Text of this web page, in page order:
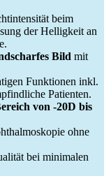
beim
der Helligkeit an
Bild mit
Funktionen inkl.
Patienten.
von -20D bis
ohne
bei minimalen